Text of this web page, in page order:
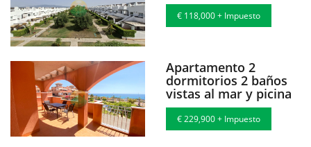
€ 118,000 + Impuesto
Apartamento 2
dormitorios 2 baños
vistas al mar y picina
€ 229,900 + Impuesto